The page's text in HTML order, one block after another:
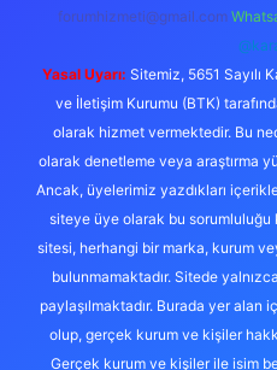
forumhizmeti@gmail.com
Yasal Uyarı: Sitemiz, 5651 Sayılı
ve İletişim Kurumu (BTK)
olarak hizmet vermektedir. Bu
olarak denetleme veya araştırma
Ancak, üyelerimiz yazdıkları
siteye üye olarak bu sorumluluğu
sitesi, herhangi bir marka, kurum
bulunmamaktadır. Sitede
paylaşılmaktadır. Burada yer alan
olup, gerçek kurum ve kişiler
Gerçek kurum ve kişiler ile isim